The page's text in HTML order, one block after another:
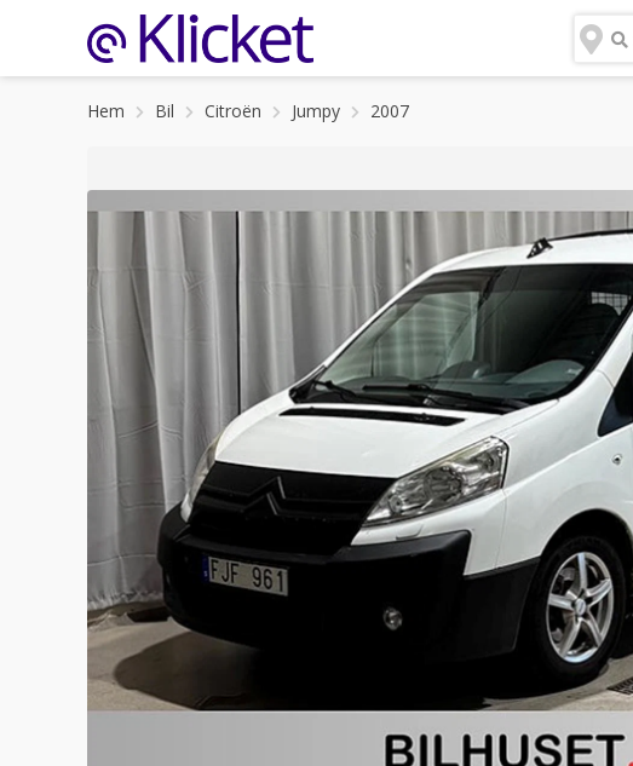
Hem Bil Citroën Jumpy 2007